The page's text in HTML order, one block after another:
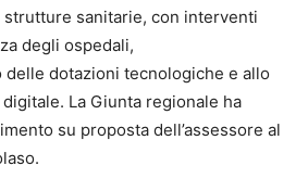
sanitarie, con interventi
degli ospedali,
delle dotazioni tecnologiche e allo
La Giunta regionale ha
su proposta dell’assessore al